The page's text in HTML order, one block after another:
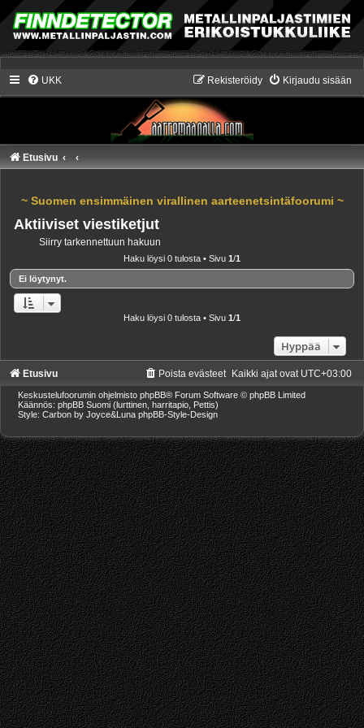
UKK Kirjaudu sisään
Rekisteröidy
Etusivu
~ Suomen ensimmäinen virallinen aarteenetsintäfoorumi ~
Aktiiviset viestiketjut
Siirry tarkennettuun hakuun
Haku löysi 0 tulosta • Sivu 1/1
Ei löytynyt.
Haku löysi 0 tulosta • Sivu 1/1
Hyppää
Etusivu Kaikki ajat ovat UTC+03:00
Poista evästeet
Keskustelufoorumin ohjelmisto phpBB® Forum Software © phpBB Limited
Käännös: phpBB Suomi (lurttinen, harritapio, Pettis)
Style: Carbon by Joyce&Luna phpBB-Style-Design